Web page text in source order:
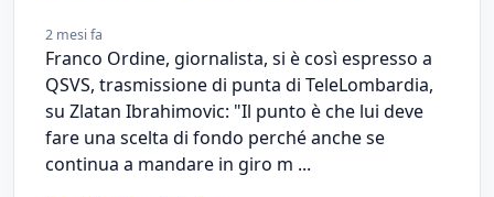
2 mesi fa
Franco Ordine, giornalista, si è così espresso a
QSVS, trasmissione di punta di TeleLombardia,
su Zlatan Ibrahimovic: "Il punto è che lui deve
fare una scelta di fondo perché anche se
continua a mandare in giro m ...